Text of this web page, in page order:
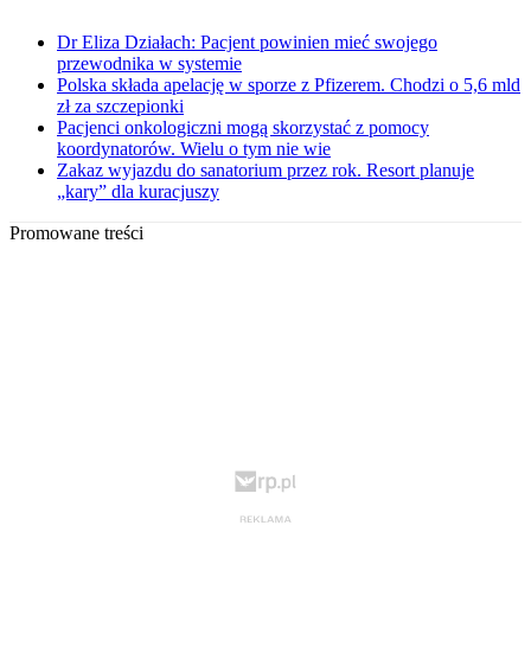
Dr Eliza Działach: Pacjent powinien mieć swojego
przewodnika w systemie
Polska składa apelację w sporze z Pfizerem. Chodzi o 5,6 mld
zł za szczepionki
Pacjenci onkologiczni mogą skorzystać z pomocy
koordynatorów. Wielu o tym nie wie
Zakaz wyjazdu do sanatorium przez rok. Resort planuje
„kary” dla kuracjuszy
Promowane treści